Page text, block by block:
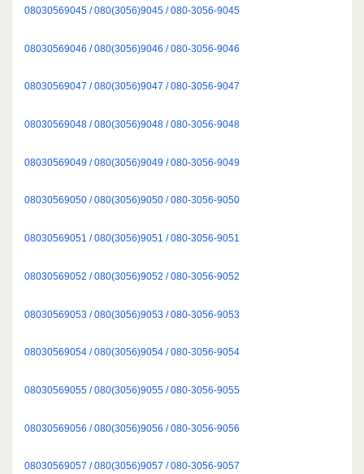
08030569045 / 080(3056)9045 / 080-3056-9045
08030569046 / 080(3056)9046 / 080-3056-9046
08030569047 / 080(3056)9047 / 080-3056-9047
08030569048 / 080(3056)9048 / 080-3056-9048
08030569049 / 080(3056)9049 / 080-3056-9049
08030569050 / 080(3056)9050 / 080-3056-9050
08030569051 / 080(3056)9051 / 080-3056-9051
08030569052 / 080(3056)9052 / 080-3056-9052
08030569053 / 080(3056)9053 / 080-3056-9053
08030569054 / 080(3056)9054 / 080-3056-9054
08030569055 / 080(3056)9055 / 080-3056-9055
08030569056 / 080(3056)9056 / 080-3056-9056
08030569057 / 080(3056)9057 / 080-3056-9057